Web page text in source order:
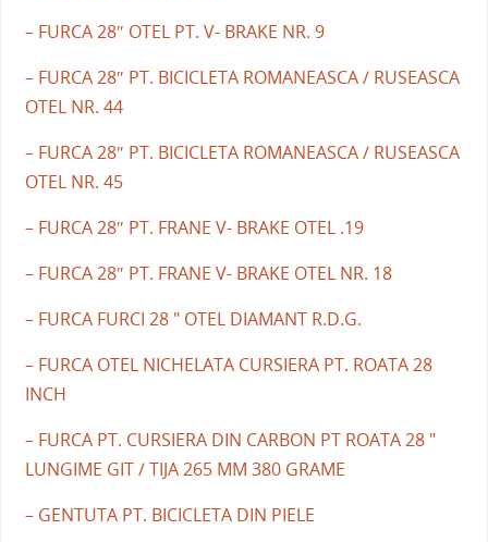
– FURCA 28″ OTEL PT. V- BRAKE NR. 9
– FURCA 28″ PT. BICICLETA ROMANEASCA / RUSEASCA
OTEL NR. 44
– FURCA 28″ PT. BICICLETA ROMANEASCA / RUSEASCA
OTEL NR. 45
– FURCA 28″ PT. FRANE V- BRAKE OTEL .19
– FURCA 28″ PT. FRANE V- BRAKE OTEL NR. 18
– FURCA FURCI 28 " OTEL DIAMANT R.D.G.
– FURCA OTEL NICHELATA CURSIERA PT. ROATA 28
INCH
– FURCA PT. CURSIERA DIN CARBON PT ROATA 28 "
LUNGIME GIT / TIJA 265 MM 380 GRAME
– GENTUTA PT. BICICLETA DIN PIELE